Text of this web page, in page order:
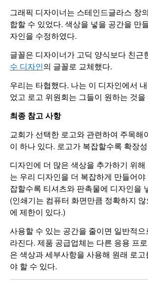
그래픽 디자이너는 스테인드글라스 창
합할 수 있었다. 색상을 넣을 공간을 만
자인을 수정하였다.
글꼴은 디자이너가 고딕 양식보다 친근
수 디자인의 글꼴로 교체했다.
우리는 타협했다. 나는 이 디자인에서
었고 로고 위원회는 그들이 원하는 것을
최종 참고사항
교회가 선택한 로고와 관련하여 주목해
이 하나 있다. 로고가 복잡할수록 확장
디자인에 더 많은 색상을 추가하기 위
는 우리 디자인을 더 복잡하게 만들어
잡할수록 티셔츠와 판촉물에 디자인을
(인쇄기는 컴퓨터 화면만큼 정확하지
에 제한이 있다.)
사용할 수 있는 공간을 줄이면 일반적
라진다. 제품 공급업체는 다른 응용 프
은 색상과 세부사항을 사용해 원래 로고
야 할 수 있다.